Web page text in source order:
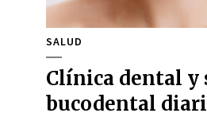
SALUD
Clínica dental y
bucodental